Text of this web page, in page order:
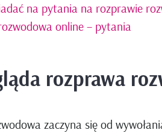
na pytania na rozprawie
online – pytania
rozprawa
zaczyna się od